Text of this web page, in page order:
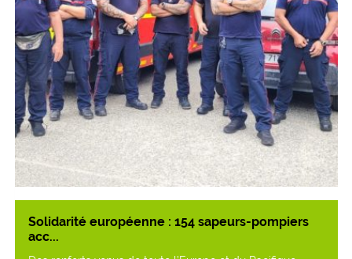
Solidarité européenne : 154 sapeurs-pompiers
acc...